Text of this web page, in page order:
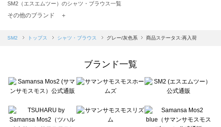
SM2（エスエムツー）のシャツ・ブラウス一覧
Samansa Mos2 blue（サマンサモスモス ブルー）のシャツ・ブラウス一覧
sō4ū（ソウフォーユー）のシャツ・ブラウス一覧
Te chichi（テチチ）のシャツ・ブラウス一覧
Te chichi CLASSIC（テチチ クラシック）のシャツ・ブラウス一覧
Lugnoncure（ルノンキュール）のシャツ・ブラウス一覧
BETTY'S BLUE（べティーズブルー）のシャツ・ブラウス一覧
その他のブランド ＋
SM2 トップス シャツ・ブラウス グレー/灰色系 商品ステータス:再入荷
ブランド一覧